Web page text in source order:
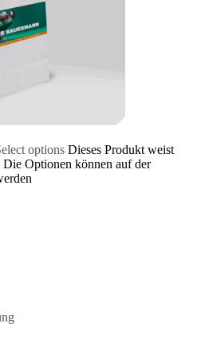
options Dieses Produkt weist
Die Optionen können auf der